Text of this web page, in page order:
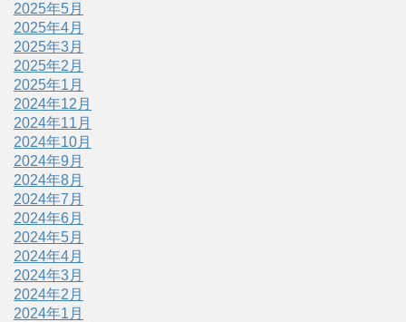
2025年5月
2025年4月
2025年3月
2025年2月
2025年1月
2024年12月
2024年11月
2024年10月
2024年9月
2024年8月
2024年7月
2024年6月
2024年5月
2024年4月
2024年3月
2024年2月
2024年1月